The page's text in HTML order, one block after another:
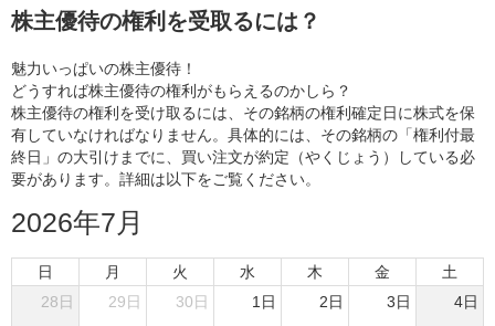
株主優待の権利を受取るには？
魅力いっぱいの株主優待！
どうすれば株主優待の権利がもらえるのかしら？
株主優待の権利を受け取るには、その銘柄の権利確定日に株式を保
有していなければなりません。具体的には、その銘柄の「権利付最
終日」の大引けまでに、買い注文が約定（やくじょう）している必
要があります。詳細は以下をご覧ください。
2026年7月
日 月 火 水 木 金
土
28日
29日 30日 1日 2日 3日 4日